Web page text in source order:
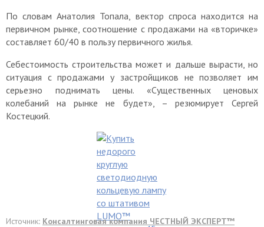
По словам Анатолия Топала, вектор спроса находится на
первичном рынке, соотношение с продажами на «вторичке»
составляет 60/40 в пользу первичного жилья.
Себестоимость строительства может и дальше вырасти, но
ситуация с продажами у застройщиков не позволяет им
серьезно поднимать цены. «Существенных ценовых
колебаний на рынке не будет», – резюмирует Сергей
Костецкий.
Источник: Консалтинговая компания ЧЕСТНЫЙ ЭКСПЕРТ™